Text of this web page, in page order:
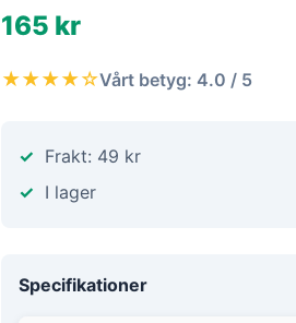
165 kr
★★★★☆Vårt betyg: 4.0 / 5
Frakt: 49 kr
I lager
Specifikationer